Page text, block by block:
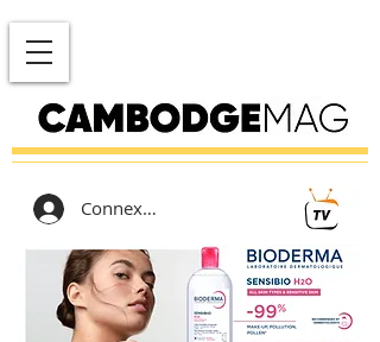
Connexion